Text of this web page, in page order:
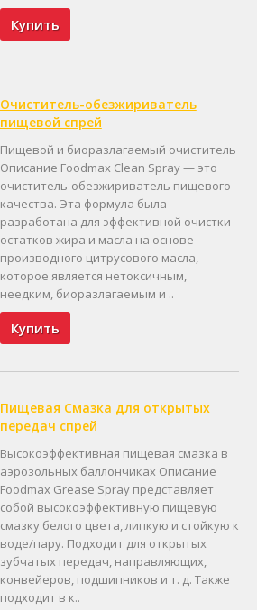
Купить
Очиститель-обезжириватель
пищевой спрей
Пищевой и биоразлагаемый очиститель
Описание Foodmax Clean Spray — это
очиститель-обезжириватель пищевого
качества. Эта формула была
разработана для эффективной очистки
остатков жира и масла на основе
производного цитрусового масла,
которое является нетоксичным,
неедким, биоразлагаемым и ..
Купить
Пищевая Смазка для открытых
передач спрей
Высокоэффективная пищевая смазка в
аэрозольных баллончиках Описание
Foodmax Grease Spray представляет
собой высокоэффективную пищевую
смазку белого цвета, липкую и стойкую к
воде/пару. Подходит для открытых
зубчатых передач, направляющих,
конвейеров, подшипников и т. д. Также
подходит в к..